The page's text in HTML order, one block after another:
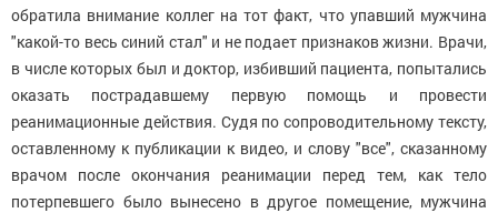
обратила внимание коллег на тот факт, что упавший мужчина
"какой-то весь синий стал" и не подает признаков жизни. Врачи,
в числе которых был и доктор, избивший пациента, попытались
оказать пострадавшему первую помощь и провести
реанимационные действия. Судя по сопроводительному тексту,
оставленному к публикации к видео, и слову "все", сказанному
врачом после окончания реанимации перед тем, как тело
потерпевшего было вынесено в другое помещение, мужчина